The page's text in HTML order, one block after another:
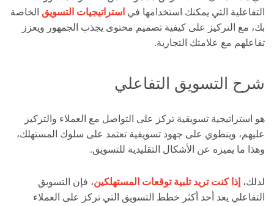
التفاعلية التي يمكنك استخدامها في استراتيجيات التسويق الخاصة
بك، مع التركيز على كيفية تصميم محتوى يجذب الجمهور ويعزز
تفاعلهم مع علامتك التجارية.
شرح التسويق التفاعلي
هو استراتيجية تسويقية تركز على التواصل مع العملاء والتركيز
عليهم، وينطوي على جهود تسويقية تعتمد على سلوك المستهلك،
وهذا ما يميزه عن الأشكال التقليدية للتسويق.
لذلك، إذا كنت تريد تلبية توقعات المستهلكين، فإن التسويق
التفاعلي يعد أحد أكثر خطط التسويق التي تركز على العملاء